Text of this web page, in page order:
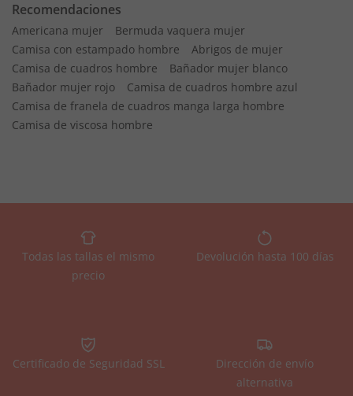
Recomendaciones
Americana mujer
Bermuda vaquera mujer
Camisa con estampado hombre
Abrigos de mujer
Camisa de cuadros hombre
Bañador mujer blanco
Bañador mujer rojo
Camisa de cuadros hombre azul
Camisa de franela de cuadros manga larga hombre
Camisa de viscosa hombre
Todas las tallas el mismo
precio
Devolución hasta 100 días
Certificado de Seguridad SSL
Dirección de envío
alternativa